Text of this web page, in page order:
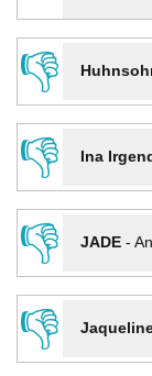
👎
👎
Ina
👎
JADE-
👎